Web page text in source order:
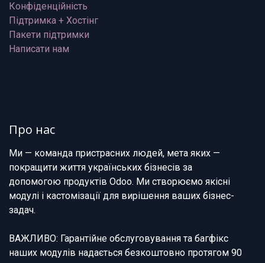
Конфіденційність
Підтримка + Хостінг
Пакети підтримки
Написати нам
Про нас
Ми — команда пристрасних людей, мета яких —
покращити життя українських бізнесів за
допомогою продуктів Odoo. Ми створюємо якісні
модулі і кастомізації для вирішення ваших бізнес-
задач.
ВАЖЛИВО: Гарантійне обслуговування та багфікс
наших модулів надається безкоштовно протягом 90